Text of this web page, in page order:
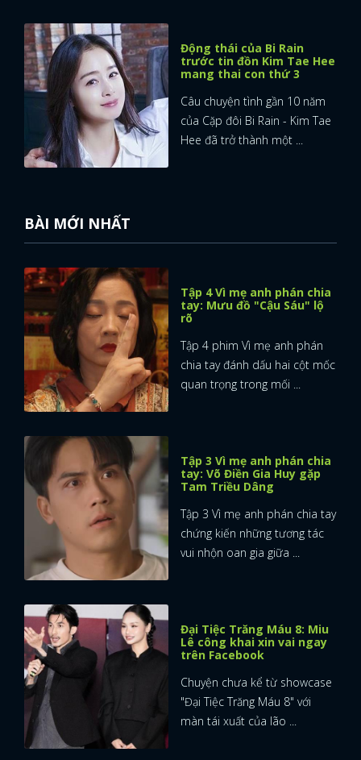
FACEBOOK
Động thái của Bi Rain
trước tin đồn Kim Tae Hee
mang thai con thứ 3
Câu chuyện tình gần 10 năm
của Cặp đôi Bi Rain - Kim Tae
Hee đã trở thành một ...
BÀI MỚI NHẤT
Tập 4 Vì mẹ anh phán chia
tay: Mưu đồ "Cậu Sáu" lộ
rõ
Tập 4 phim Vì mẹ anh phán
chia tay đánh dấu hai cột mốc
quan trọng trong mối ...
Tập 3 Vì mẹ anh phán chia
tay: Võ Điền Gia Huy gặp
Tam Triều Dâng
Tập 3 Vì mẹ anh phán chia tay
chứng kiến những tương tác
vui nhộn oan gia giữa ...
Đại Tiệc Trăng Máu 8: Miu
Lê công khai xin vai ngay
trên Facebook
Chuyện chưa kể từ showcase
"Đại Tiệc Trăng Máu 8" với
màn tái xuất của lão ...